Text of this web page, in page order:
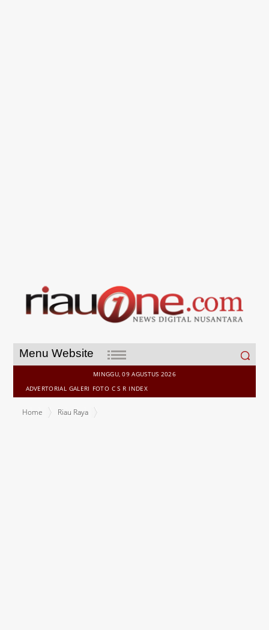
Menu Website
Search
for:
MINGGU, 09 AGUSTUS 2026
ADVERTORIAL GALERI FOTO C S R INDEX
Home
Riau Raya